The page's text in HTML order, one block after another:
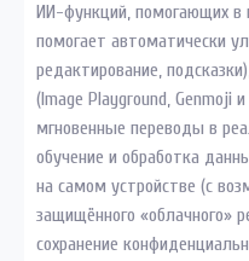
ИИ-функций, помогающих в
помогает автоматически
редактирование,
(Image Playground, Genmoji
мгновенные переводы в
обучение и обработка
на самом устройстве (с
защищённого «облачного»
сохранение